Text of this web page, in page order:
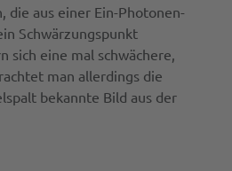
die aus einer Ein-Photonen-
Schwärzungspunkt
eine mal schwächere,
man allerdings die
bekannte Bild aus der